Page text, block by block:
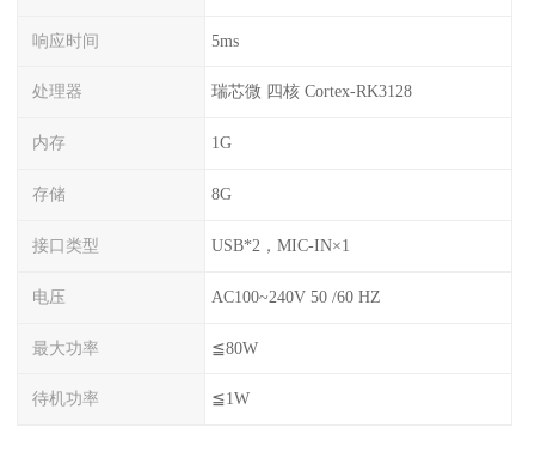
响应时间 5ms
处理器 瑞芯微 四核 Cortex-RK3128
内存 1G
存储 8G
接口类型 USB*2，MIC-IN×1
电压 AC100~240V 50 /60 HZ
最大功率 ≦80W
待机功率 ≦1W